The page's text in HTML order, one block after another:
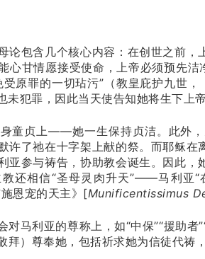
论包含几个核心内容：在创世之前
心甘情愿接受使命，上帝必须预先
原罪的一切玷污”（教皇庇护九世
犯罪，因此当天使告知她将生下上
童贞上——她一生保持贞洁。此外
许了祂在十字架上献的祭。而耶稣
亚参与祷告，协助教会诞生。因此
还相信“圣母灵肉升天”——马利亚
恩宠的天主》[Munificentissimus
对马利亚的尊称上，如“中保”“援助
拜）尊奉她，包括祈求她为信徒代祷